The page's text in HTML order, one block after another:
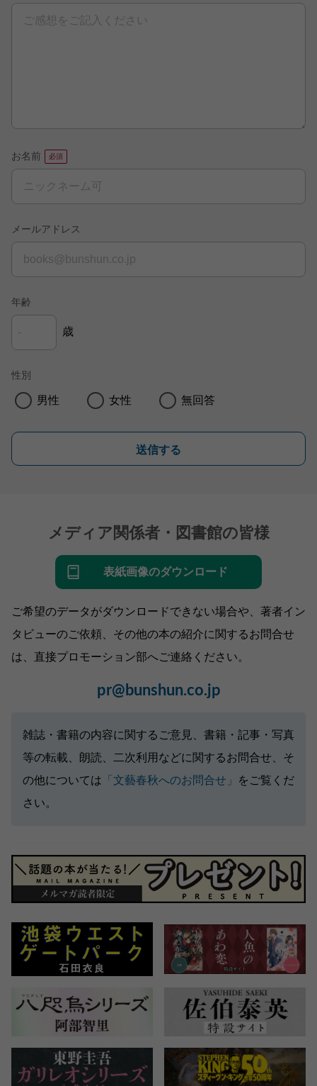
お名前
メールアドレス
年齢
歳
性別
男性 女性 無回答
送信する
メディア関係者・図書館の皆様
表紙画像のダウンロード
ご希望のデータがダウンロードできない場合や、著者イン
タビューのご依頼、その他の本の紹介に関するお問合せ
は、直接プロモーション部へご連絡ください。
pr@bunshun.co.jp
雑誌・書籍の内容に関するご意見、書籍・記事・写真
等の転載、朗読、二次利用などに関するお問合せ、そ
の他については 「文藝春秋へのお問合せ」
をご覧くだ
さい。